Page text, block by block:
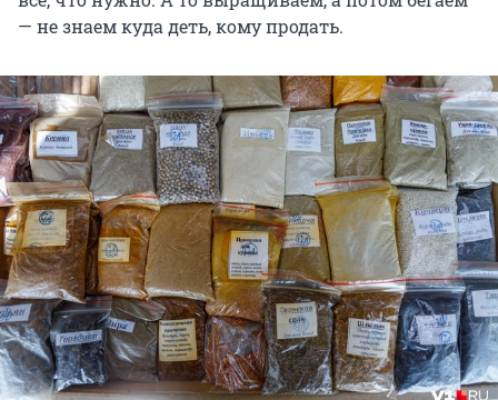
— не знаем куда деть, кому продать.